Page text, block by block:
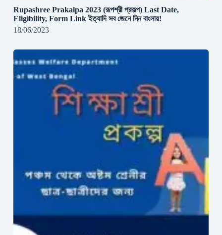
Rupashree Prakalpa 2023 (রূপশ্রী প্রকল্প) Last Date,
Eligibility, Form Link ইত্যাদি সব জেনে নিন বাংলায়!
18/06/2023